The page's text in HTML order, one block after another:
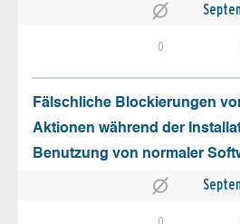
0
Fälschliche Blockierungen
Aktionen während der
Benutzung von normaler